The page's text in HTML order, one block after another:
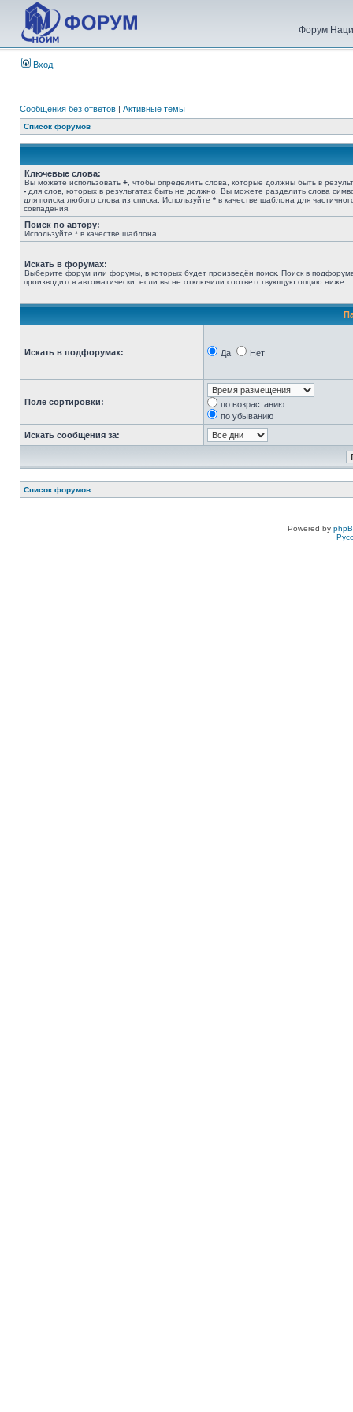
Форум
Вход
Сообщения без ответов | Активные темы
Список форумов
Ключевые слова:
Вы можете использовать + , чтобы определить слова, которые должны быть в
- для слов, которых в результатах быть не должно. Вы можете разделить слова
для поиска любого слова из списка. Используйте * в качестве шаблона для
совпадения.
Поиск по автору:
Используйте * в качестве шаблона.
Искать в форумах:
Выберите форум или форумы, в которых будет произведён поиск. Поиск в
производится автоматически, если вы не отключили соответствующую опцию ниже.
Искать в подфорумах: Да Нет
Поле сортировки:
по возрастанию
по убыванию
Искать сообщения за:
Список форумов
Powered by